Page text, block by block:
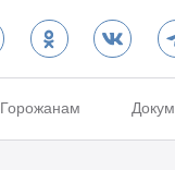
Горожанам